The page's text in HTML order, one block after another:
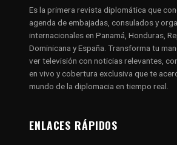
Es la primera revista diplomática que
agenda de embajadas, consulados y
internacionales en Panamá, Honduras,
Dominicana y España. Transforma tu
ver televisión con noticias relevantes,
en vivo y cobertura exclusiva que te
mundo de la diplomacia en tiempo real.
ENLACES RÁPIDOS